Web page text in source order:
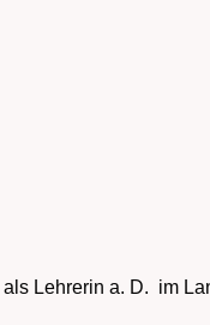
Lehrerin a. D. im